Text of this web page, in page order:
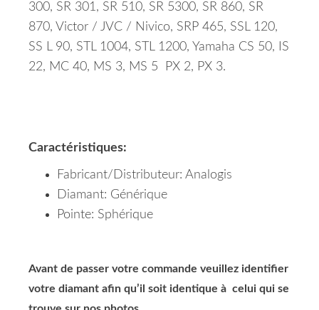
300, SR 301, SR 510, SR 5300, SR 860, SR
870, Victor / JVC / Nivico, SRP 465, SSL 120,
SS L 90, STL 1004, STL 1200, Yamaha CS 50, IS
22, MC 40, MS 3, MS 5 PX 2, PX 3.
Caractéristiques:
Fabricant/Distributeur: Analogis
Diamant: Générique
Pointe: Sphérique
Avant de passer votre commande veuillez identifier
votre diamant afin qu’il soit identique à celui qui se